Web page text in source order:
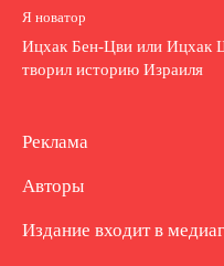
Я новатор
Ицхак Бен-Цви или Ицхак
творил историю Израиля
Реклама
Авторы
Издание входит в